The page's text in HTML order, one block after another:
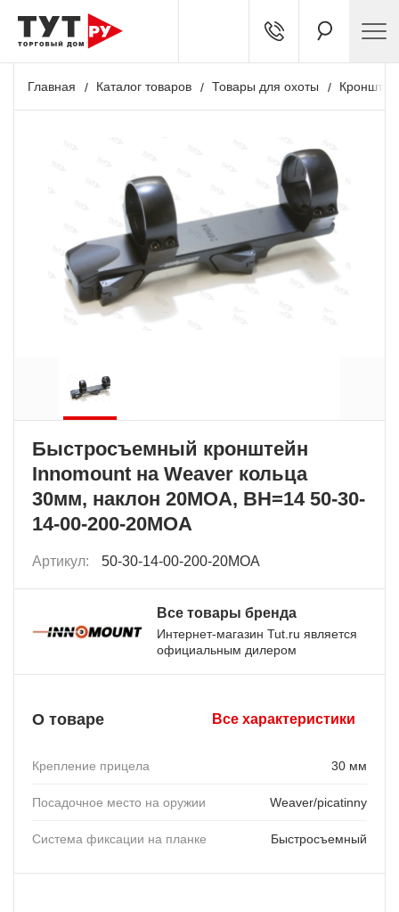
Главная Каталог товаров Товары для охоты
Быстросъемный кронштейн
Innomount на Weaver кольца
30мм, наклон 20MOA, BH=14 50-30-
14-00-200-20MOA
Артикул: 50-30-14-00-200-20MOA
Все товары бренда
Интернет-магазин Tut.ru является
официальным дилером
О товаре Все характеристики
Крепление прицела 30 мм
Посадочное место на оружии Weaver/picatinny
Система фиксации на планке Быстросъемный